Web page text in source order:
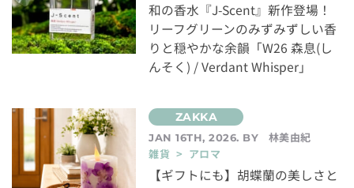
和の香水『J-Scent』新作登場！
リーフグリーンのみずみずしい香
りと穏やかな余韻「W26 森息(し
んそく) / Verdant Whisper」
JAN 16TH, 2026. BY
林美由紀
雑貨 > アロマ
【ギフトにも】胡蝶蘭の美しさと